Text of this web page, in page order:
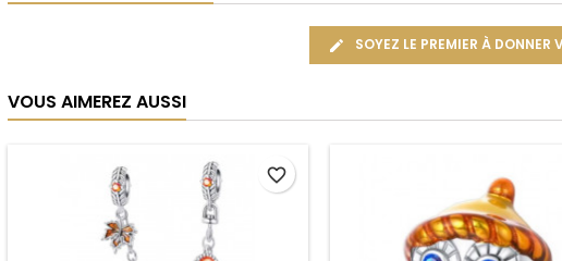
SOYEZ LE PREMIER À DONNER
VOUS AIMEREZ AUSSI
favorite_border